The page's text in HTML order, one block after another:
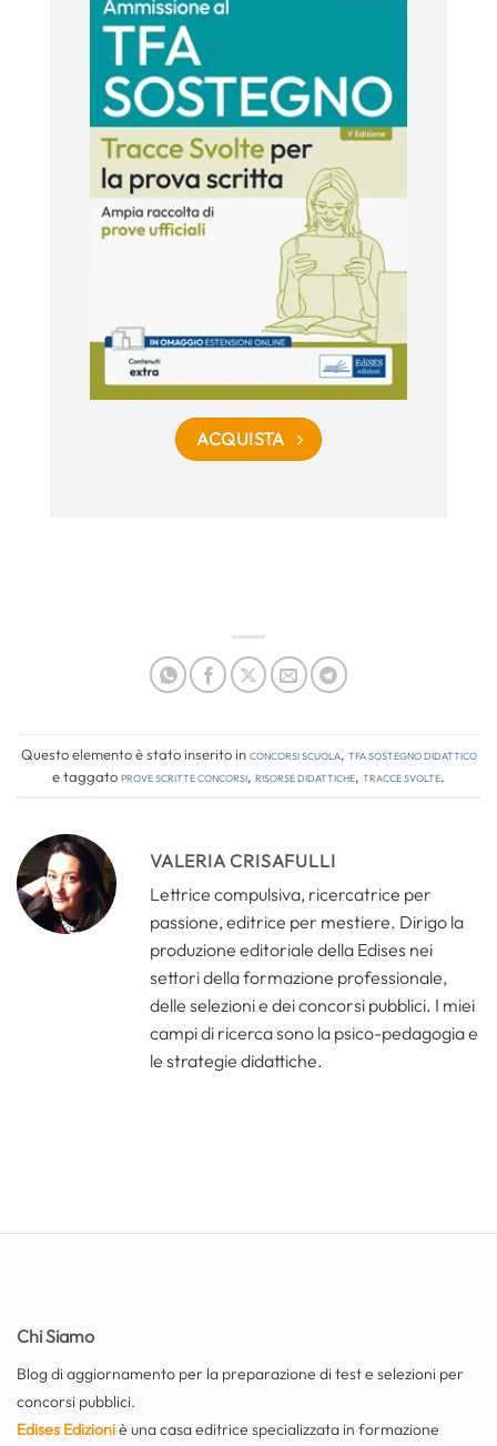
ACQUISTA
Questo elemento è stato inserito inConcorsi Scuola, TFA Sostegno Didattico
e taggatoprove scritte concorsi, risorse didattiche, tracce svolte.
VALERIA CRISAFULLI
Lettrice compulsiva, ricercatrice per
passione, editrice per mestiere. Dirigo la
produzione editoriale della Edises nei
settori della formazione professionale,
delle selezioni e dei concorsi pubblici. I miei
campi di ricerca sono la psico-pedagogia e
le strategie didattiche.
Chi Siamo
Blog di aggiornamento per la preparazione di test e selezioni per
concorsi pubblici.
Edises Edizioniè una casa editrice specializzata in formazione